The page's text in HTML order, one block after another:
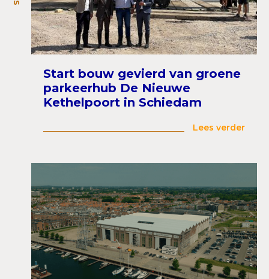
Start bouw gevierd van groene
parkeerhub De Nieuwe
Kethelpoort in Schiedam
Lees verder